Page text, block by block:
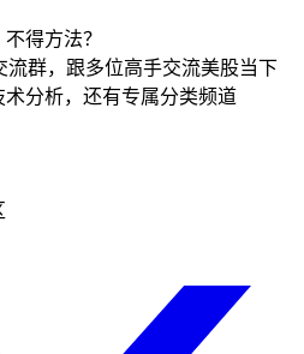
得方法？
流群，跟多位高手交流美股当下
分析，还有专属分类频道